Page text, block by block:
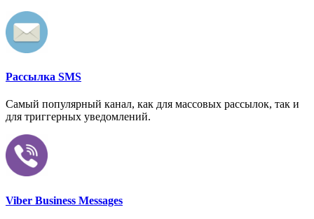
Рассылка SMS
Самый популярный канал, как для массовых рассылок, так и
для триггерных уведомлений.
Viber Business Messages